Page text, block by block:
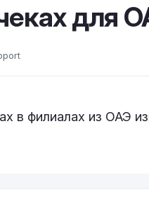
для
в филиалах из ОАЭ